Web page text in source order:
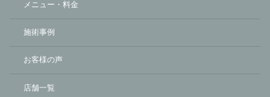
メニュー・料金
施術事例
お客様の声
店舗一覧